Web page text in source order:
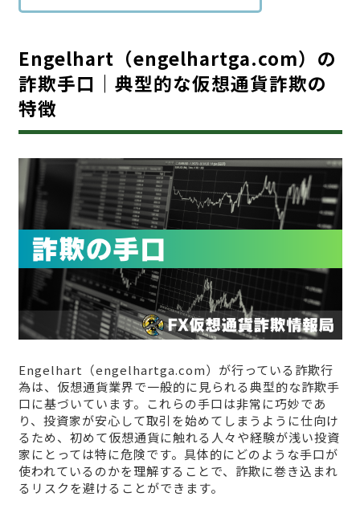
Engelhart（engelhartga.com）の
詐欺手口｜典型的な仮想通貨詐欺の
特徴
Engelhart（engelhartga.com）が行っている詐欺行
為は、仮想通貨業界で一般的に見られる典型的な詐欺手
口に基づいています。これらの手口は非常に巧妙であ
り、投資家が安心して取引を始めてしまうように仕向け
るため、初めて仮想通貨に触れる人々や経験が浅い投資
家にとっては特に危険です。具体的にどのような手口が
使われているのかを理解することで、詐欺に巻き込まれ
るリスクを避けることができます。